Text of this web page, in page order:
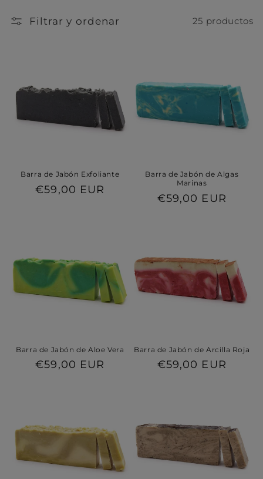
n
Filtrar y ordenar 25 productos
Barra de Jabón Exfoliante
Precio
€59,00 EUR
Barra de Jabón de Algas
Marinas
Precio
€59,00 EUR
Barra de Jabón de Aloe Vera
Precio
€59,00 EUR
Barra de Jabón de Arcilla Roja
Precio
€59,00 EUR